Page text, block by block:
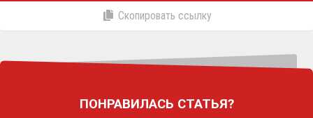
Скопировать ссылку
ПОНРАВИЛАСЬ СТАТЬЯ?